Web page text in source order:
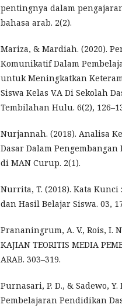
pentingnya dalam
bahasa arab. 2(2).
Mariza, & Mardiah. (2020).
Komunikatif Dalam
untuk Meningkatkan
Siswa Kelas V.A Di Sekolah
Tembilahan Hulu. 6(2),
Nurjannah. (2018). Analisa
Dasar Dalam
di MAN Curup. 2(1).
Nurrita, T. (2018). Kata
dan Hasil Belajar Siswa. 03,
Prananingrum, A. V., Rois, I.
KAJIAN TEORITIS MEDIA
ARAB. 303–319.
Purnasari, P. D., & Sadewo, Y.
Pembelajaran Pendidikan